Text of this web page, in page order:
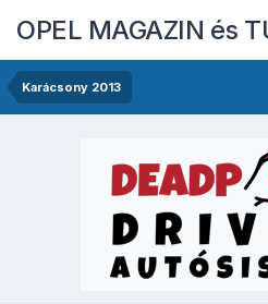
OPEL MAGAZIN és
Karácsony 2013